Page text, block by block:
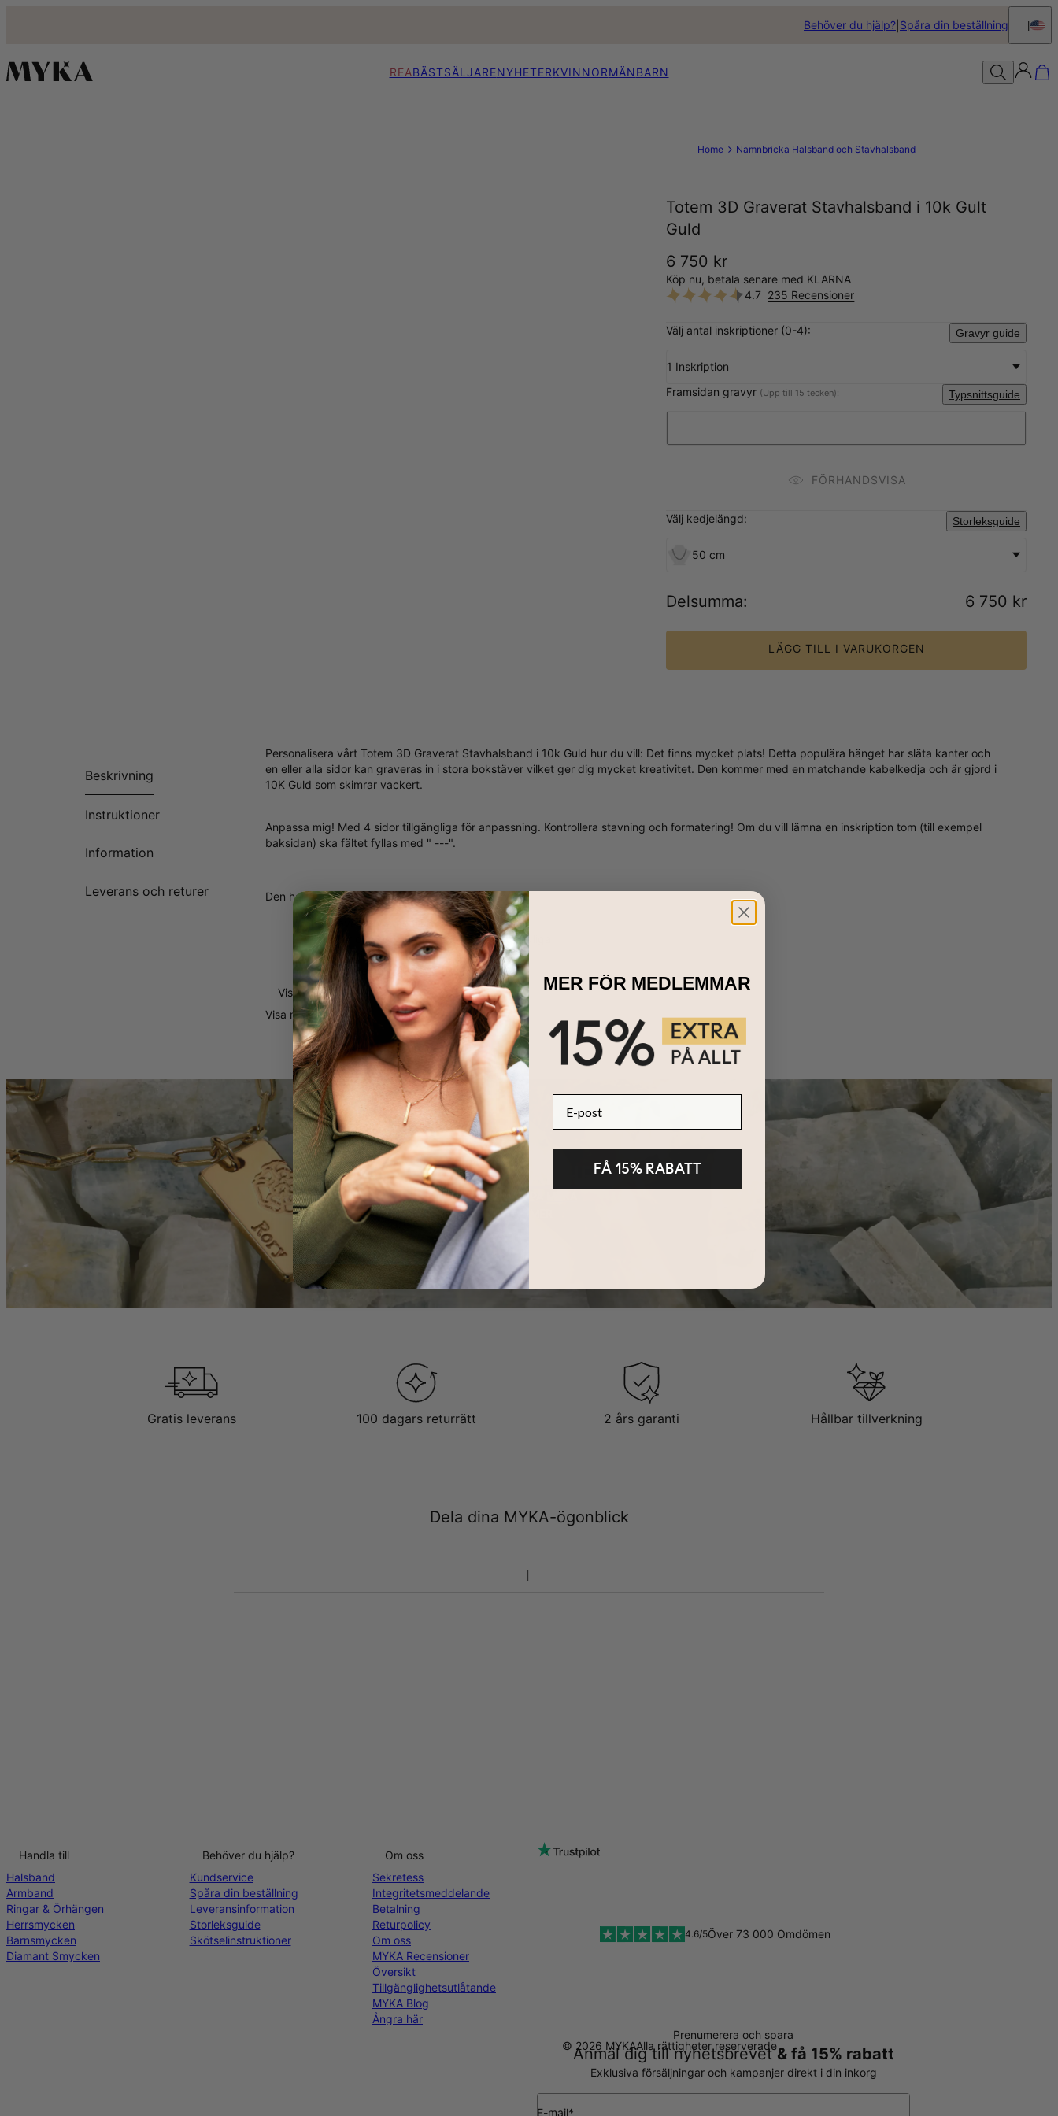
Behöver du hjälp? Spåra din beställning
REABÄSTSÄLJARENYHETERKVINNORMÄNBARN
Home Namnbricka Halsband och Stavhalsband
Totem 3D Graverat Stavhalsband i 10k Gult
Guld
6 750 kr
Köp nu, betala senare med KLARNA
4.7 235 Recensioner
Välj antal inskriptioner (0-4): Gravyr guide
1 Inskription
Framsidan gravyr (Upp till 15 tecken): Typsnittsguide
FÖRHANDSVISA
Välj kedjelängd: Storleksguide
50 cm
Delsumma: 6 750 kr
LÄGG TILL I VARUKORGEN
Beskrivning
Instruktioner
Information
Leverans och returer
Personalisera vårt Totem 3D Graverat Stavhalsband i 10k Guld hur du vill: Det finns mycket plats! Detta populära hänget har släta kanter och
en eller alla sidor kan graveras in i stora bokstäver vilket ger dig mycket kreativitet. Den kommer med en matchande kabelkedja och är gjord i
10K Guld som skimrar vackert.
Anpassa mig! Med 4 sidor tillgängliga för anpassning. Kontrollera stavning och formatering! Om du vill lämna en inskription tom (till exempel
baksidan) ska fältet fyllas med " ---".
Den har:
En gravering på en till fyra sidor
Versaler och speciella karaktärer är tillgängliga
En gravering per sida
En kabelkedja i 10K Guld
Visa mer
Varför Du Kommer att Älska Den:
Detta halsband har allt: det är enkelt, modernt och personligt. Dessutom så passar det till allt du har på dig. Det är ett fantastiskt smycke till din
kollektion och den ideala presenten till någon som betyder mycket för dig.
Se mer:
Vår kollektion av
Namnberlock halsband med namn erbjuder många olika val som denna populära stilen som också finns i Sterling Silver
Roseguldplätering,18K Guldpläteringoch Vermeil Guld
Visa mer Visa mindre
HÅLLBARHET
KÄRNAN PÅ MYKA
LÄS MER
Gratis leverans 100 dagars returrätt 2 års garanti Hållbar tillverkning
Dela dina MYKA-ögonblick
Prenumerera och spara
Anmäl dig till nyhetsbrevet& få 15% rabatt
Exklusiva försäljningar och kampanjer direkt i din inkorg
E-mail*
Handla till
Halsband
Armband
Ringar & Örhängen
Herrsmycken
Barnsmycken
Diamant Smycken
Behöver du hjälp?
Kundservice
Spåra din beställning
Leveransinformation
Storleksguide
Skötselinstruktioner
Om oss
Sekretess
Integritetsmeddelande
Betalning
Returpolicy
Om oss
MYKA Recensioner
Översikt
Tillgänglighetsutlåtande
MYKA Blog
Ångra här
4.6/5Över 73 000 Omdömen
© 2026 MYKAAlla rättigheter reserverade
MER FÖR MEDLEMMAR
FÅ 15% RABATT